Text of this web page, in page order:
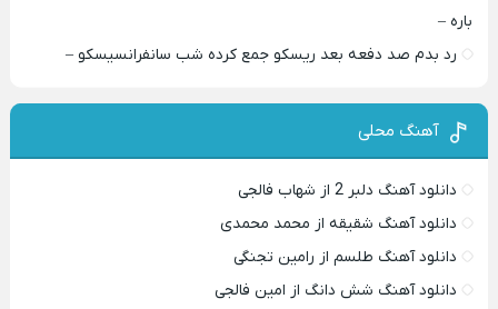
باره –
رد بدم صد دفعه بعد ریسکو جمع کرده شب سانفرانسیسکو –
آهنگ محلی
دانلود آهنگ دلبر 2 از شهاب فالجی
دانلود آهنگ شقیقه از محمد محمدی
دانلود آهنگ طلسم از رامین تجنگی
دانلود آهنگ شش دانگ از امین فالجی